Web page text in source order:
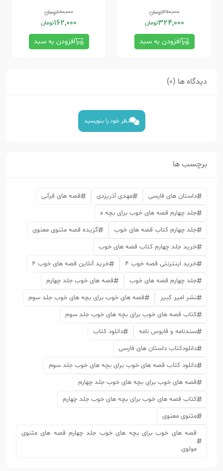
360,000تومان
324,000تومان
افزودن به سبد
180,000تومان
162,000تومان
افزودن به سبد
دیدگاه ها (0)
نظر خود را بنویسید
برچسب ها
داستان های فارسی مهدی آذریزدی
قصه های قرآنی
جلد چهارم قصه های خوب برای بچه ه
جلد چهارم کتاب قصه های خوب
گزیده قصه مثنوی معنوی
خرید جلد چهارم کتاب قصه های خوب
خرید اینترنتی قصه خوب 4
خرید آنلاین قصه های خوب 4
جلد چهارم قصه های خوب
قصه های خوب جلد چهارم
نشر امیر کبیر
قصه های خوب برای بچه های خوب جلد سوم
کتاب قصه های خوب برای بچه های خوب جلد سوم
سندنامه و قابوس نامه
دانلود کتاب
دانلودکتاب داستان های فارسی
دانلود کتاب قصه های خوب برای بچه های خوب جلد سوم
قصه های خوب برای بچه های خوب جلد چهارم
کتاب قصه های خوب برای بچه های خوب جلد چهارم
مثنوی معنوی
قصه های خوب برای بچه های خوب جلد چهارم قصه های مثنوی
مولوی